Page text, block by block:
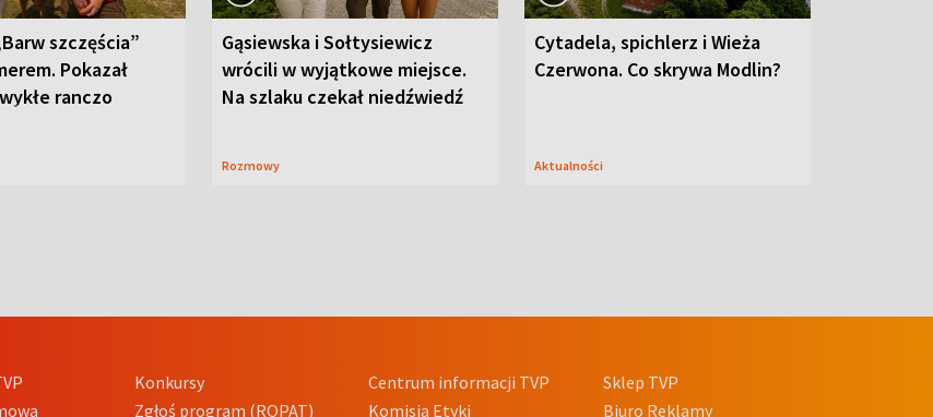
szczęścia”
Pokazał
ranczo
Gąsiewska i Sołtysiewicz
wrócili w wyjątkowe miejsce.
Na szlaku czekał niedźwiedź
Rozmowy
Cytadela, spichlerz i Wieża
Czerwona. Co skrywa Modlin?
Aktualności
Konkursy
Zgłoś program (ROPAT)
Centrum informacji TVP
Komisja Etyki
Sklep TVP
Biuro Reklamy